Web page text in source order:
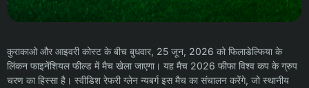
कुराकाओ और आइवरी कोस्ट के बीच बुधवार, 25 जून, 2026 को फिलाडेल्फिया के
लिंकन फाइनेंशियल फील्ड में मैच खेला जाएगा। यह मैच 2026 फीफा विश्व कप के ग्रुप
चरण का हिस्सा है। स्वीडिश रेफरी ग्लेन न्यबर्ग इस मैच का संचालन करेंगे, जो स्थानीय